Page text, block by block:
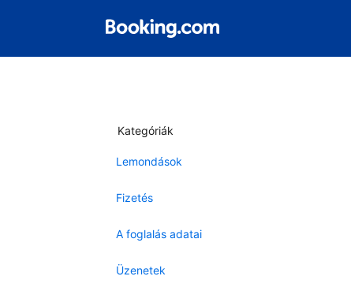
Kategóriák
Lemondások
Fizetés
A foglalás adatai
Üzenetek